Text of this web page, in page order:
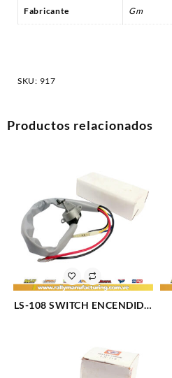
Fabricante Gm
SKU: 917
Productos relacionados
LS-108 SWITCH ENCENDIDO